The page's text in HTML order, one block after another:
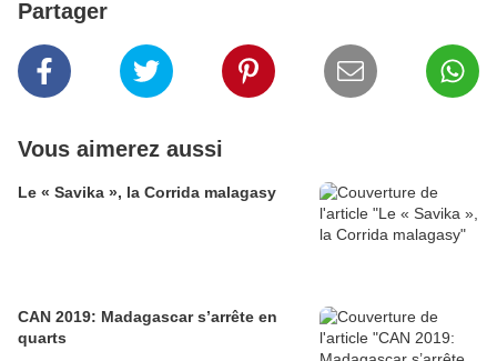
Partager
Vous aimerez aussi
Le « Savika », la Corrida malagasy
CAN 2019: Madagascar s’arrête en
quarts